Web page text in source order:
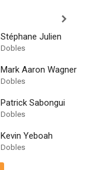
Stéphane Julien
Dobles
Mark Aaron Wagner
Dobles
Patrick Sabongui
Dobles
Kevin Yeboah
Dobles